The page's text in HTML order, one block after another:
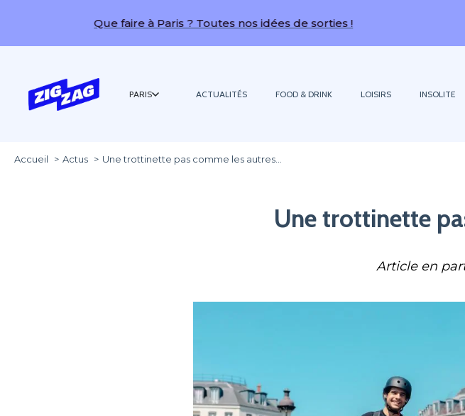
Que faire à Paris ? Toutes nos idées de sorties !
PARIS ACTUALITÉS FOOD & DRINK LOISIRS INSOLITE
Accueil Actus Une trottinette pas comme les autres…
Une trottinette
Article en